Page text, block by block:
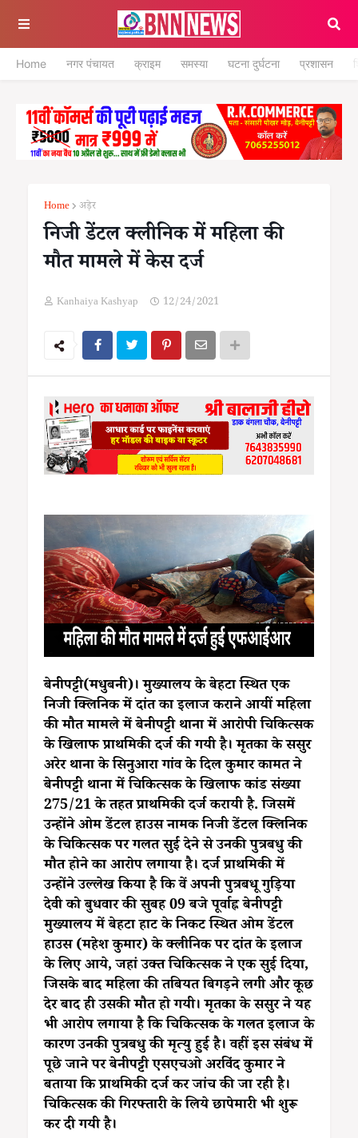
Home नगर पंचायत क्राइम समस्या घटना दुर्घटना प्रशासन
Home अड़ेर
निजी डेंटल क्लीनिक में महिला की
मौत मामले में केस दर्ज
Kanhaiya Kashyap 12/24/2021
बेनीपट्टी(मधुबनी)। मुख्यालय के बेहटा स्थित एक
निजी क्लिनिक में दांत का इलाज कराने आयीं महिला
की मौत मामले में बेनीपट्टी थाना में आरोपी चिकित्सक
के खिलाफ प्राथमिकी दर्ज की गयी है। मृतका के ससुर
अरेर थाना के सिनुआरा गांव के दिल कुमार कामत ने
बेनीपट्टी थाना में चिकित्सक के खिलाफ कांड संख्या
275/21 के तहत प्राथमिकी दर्ज करायी है. जिसमें
उन्होंने ओम डेंटल हाउस नामक निजी डेंटल क्लिनिक
के चिकित्सक पर गलत सुई देने से उनकी पुत्रबधु की
मौत होने का आरोप लगाया है। दर्ज प्राथमिकी में
उन्होंने उल्लेख किया है कि वें अपनी पुत्रबधू गुड़िया
देवी को बुधवार की सुबह 09 बजे पूर्वाह्न बेनीपट्टी
मुख्यालय में बेहटा हाट के निकट स्थित ओम डेंटल
हाउस (महेश कुमार) के क्लीनिक पर दांत के इलाज
के लिए आये, जहां उक्त चिकित्सक ने एक सुई दिया,
जिसके बाद महिला की तबियत बिगड़ने लगी और कूछ
देर बाद ही उसकी मौत हो गयी। मृतका के ससुर ने यह
भी आरोप लगाया है कि चिकित्सक के गलत इलाज के
कारण उनकी पुत्रबधु की मृत्यु हुई है। वहीं इस संबंध में
पूछे जाने पर बेनीपट्टी एसएचओ अरविंद कुमार ने
बताया कि प्राथमिकी दर्ज कर जांच की जा रही है।
चिकित्सक की गिरफ्तारी के लिये छापेमारी भी शुरू
कर दी गयी है।